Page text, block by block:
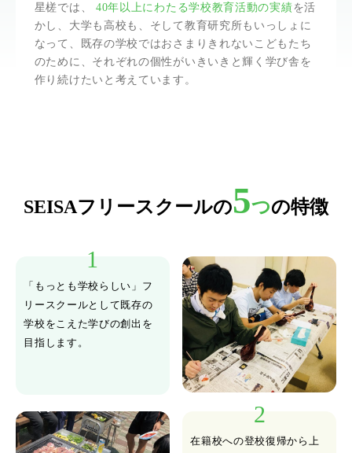
星槎では、
40年以上にわたる学校教育活動の実績を活
かし、大学も高校も、そして教育研究所もいっしょに
なって、既存の学校ではおさまりきれないこどもたち
のために、それぞれの個性がいきいきと輝く学び舎を
作り続けたいと考えています。
SEISAフリースクールの5つの特徴
「もっとも学校らしい」フ
リースクールとして既存の
学校をこえた学びの創出を
目指します。
在籍校への登校復帰から上